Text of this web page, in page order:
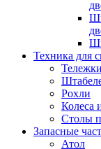
Техника для
Рохли
Колеса
Столы
Запасные
Атол